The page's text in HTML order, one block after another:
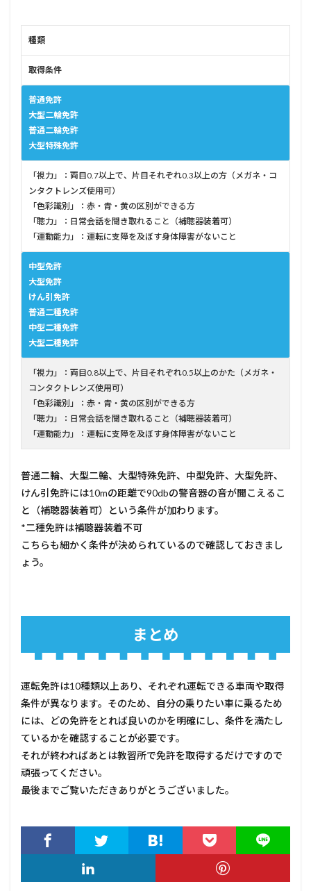
種類
取得条件
普通免許
大型二輪免許
普通二輪免許
大型特殊免許
「視力」：両目0.7以上で、片目それぞれ0.3以上の方（メガネ・コ
ンタクトレンズ使用可）
「色彩識別」：赤・青・黄の区別ができる方
「聴力」：日常会話を聞き取れること（補聴器装着可）
「運動能力」：運転に支障を及ぼす身体障害がないこと
中型免許
大型免許
けん引免許
普通二種免許
中型二種免許
大型二種免許
「視力」：両目0.8以上で、片目それぞれ0.5以上のかた（メガネ・
コンタクトレンズ使用可）
「色彩識別」：赤・青・黄の区別ができる方
「聴力」：日常会話を聞き取れること（補聴器装着可）
「運動能力」：運転に支障を及ぼす身体障害がないこと
普通二輪、大型二輪、大型特殊免許、中型免許、大型免許、
けん引免許には10mの距離で90dbの警音器の音が聞こえるこ
と（補聴器装着可）という条件が加わります。
*二種免許は補聴器装着不可
こちらも細かく条件が決められているので確認しておきまし
ょう。
まとめ
運転免許は10種類以上あり、それぞれ運転できる車両や取得
条件が異なります。そのため、自分の乗りたい車に乗るため
には、どの免許をとれば良いのかを明確にし、条件を満たし
ているかを確認することが必要です。
それが終わればあとは教習所で免許を取得するだけですので
頑張ってください。
最後までご覧いただきありがとうございました。